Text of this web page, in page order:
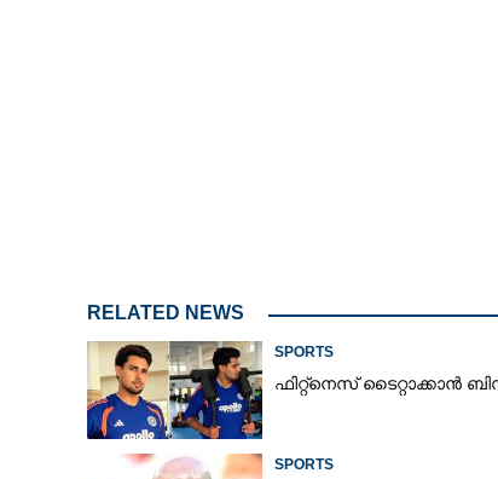
RELATED NEWS
SPORTS
ഫിറ്റ്നെസ് ടൈറ്റാക്കാൻ
SPORTS